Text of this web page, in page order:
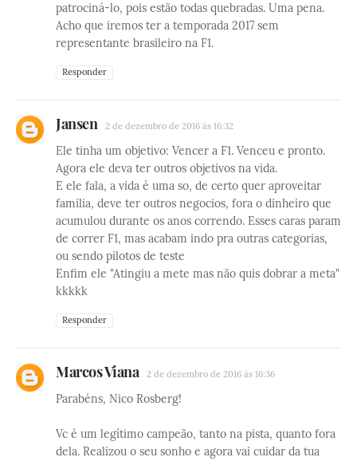
patrociná-lo, pois estão todas quebradas. Uma pena.
Acho que iremos ter a temporada 2017 sem
representante brasileiro na F1.
Responder
Jansen 2 de dezembro de 2016 às 16:32
Ele tinha um objetivo: Vencer a F1. Venceu e pronto.
Agora ele deva ter outros objetivos na vida.
E ele fala, a vida é uma so, de certo quer aproveitar
familia, deve ter outros negocios, fora o dinheiro que
acumulou durante os anos correndo. Esses caras param
de correr F1, mas acabam indo pra outras categorias,
ou sendo pilotos de teste
Enfim ele "Atingiu a mete mas não quis dobrar a meta"
kkkkk
Responder
Marcos Viana 2 de dezembro de 2016 às 16:36
Parabéns, Nico Rosberg!
Vc é um legítimo campeão, tanto na pista, quanto fora
dela. Realizou o seu sonho e agora vai cuidar da tua